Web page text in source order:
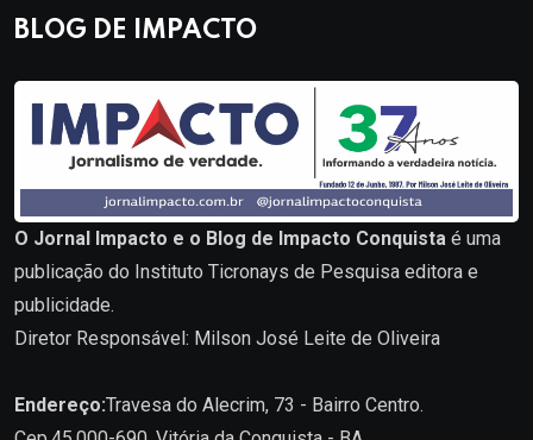
BLOG DE IMPACTO
O Jornal Impacto e o Blog de Impacto Conquista é uma
publicação do Instituto Ticronays de Pesquisa editora e
publicidade.
Diretor Responsável: Milson José Leite de Oliveira
Endereço:Travesa do Alecrim, 73 - Bairro Centro.